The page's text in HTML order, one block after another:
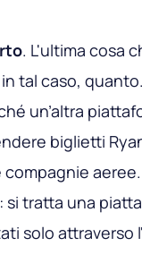
. L'ultima cosa
tal caso,
un’altra
biglietti
si tratta una
solo attraverso